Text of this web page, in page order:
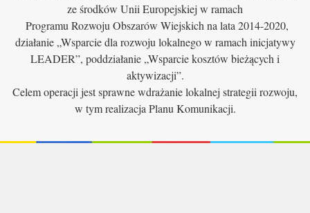
ze środków Unii Europejskiej w ramach
Programu Rozwoju Obszarów Wiejskich na lata 2014-2020,
działanie „Wsparcie dla rozwoju lokalnego w ramach inicjatywy
LEADER”, poddziałanie „Wsparcie kosztów bieżących i
aktywizacji”.
Celem operacji jest sprawne wdrażanie lokalnej strategii rozwoju,
w tym realizacja Planu Komunikacji.